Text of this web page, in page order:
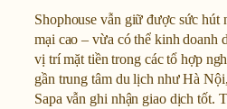
Shophouse vẫn giữ được sức
mại cao – vừa có thể kinh doanh
vị trí mặt tiền trong các tổ hợp
gần trung tâm du lịch như Hà
Sapa vẫn ghi nhận giao dịch tốt.